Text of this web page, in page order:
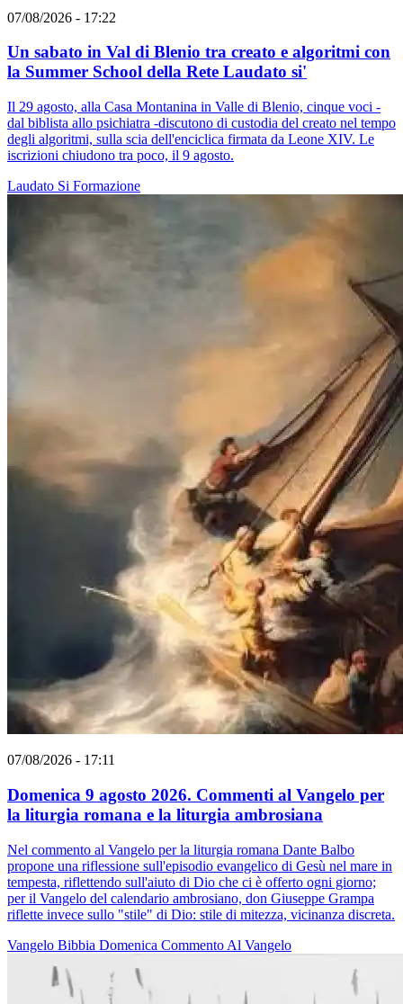
07/08/2026 - 17:22
Un sabato in Val di Blenio tra creato e algoritmi con
la Summer School della Rete Laudato si'
Il 29 agosto, alla Casa Montanina in Valle di Blenio, cinque voci -
dal biblista allo psichiatra -discutono di custodia del creato nel tempo
degli algoritmi, sulla scia dell'enciclica firmata da Leone XIV. Le
iscrizioni chiudono tra poco, il 9 agosto.
Laudato Si Formazione
07/08/2026 - 17:11
Domenica 9 agosto 2026. Commenti al Vangelo per
la liturgia romana e la liturgia ambrosiana
Nel commento al Vangelo per la liturgia romana Dante Balbo
propone una riflessione sull'episodio evangelico di Gesù nel mare in
tempesta, riflettendo sull'aiuto di Dio che ci è offerto ogni giorno;
per il Vangelo del calendario ambrosiano, don Giuseppe Grampa
riflette invece sullo "stile" di Dio: stile di mitezza, vicinanza discreta.
Vangelo Bibbia Domenica Commento Al Vangelo